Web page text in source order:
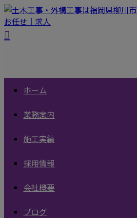
ホーム
業務案内
施工実績
採用情報
会社概要
ブログ